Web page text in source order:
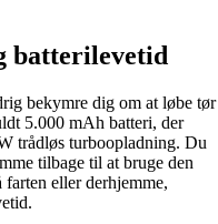
batterilevetid
bekymre dig om at løbe tør
5.000 mAh batteri, der
trådløs turboopladning. Du
tilbage til at bruge den
farten eller derhjemme,